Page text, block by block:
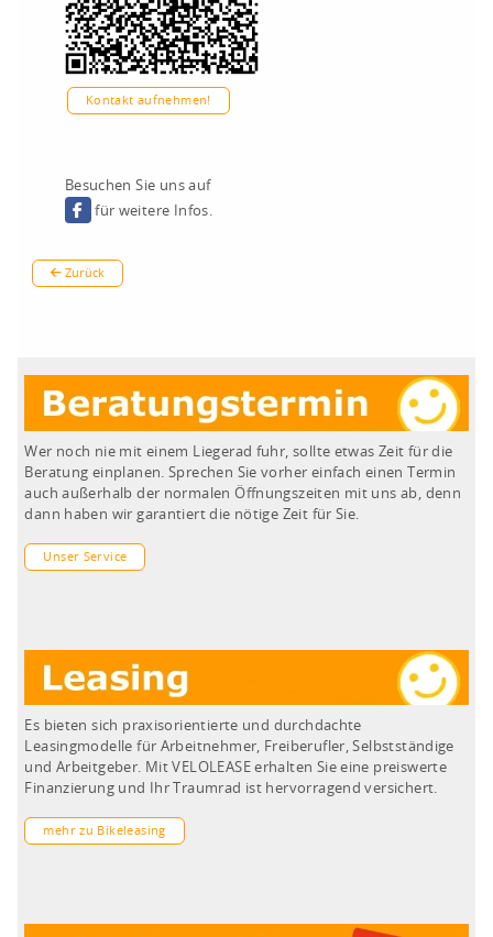
Kontakt aufnehmen!
Besuchen Sie uns auf
für weitere Infos.
Zurück
Wer noch nie mit einem Liegerad fuhr, sollte etwas Zeit für die
Beratung einplanen. Sprechen Sie vorher einfach einen Termin
auch außerhalb der normalen Öffnungszeiten mit uns ab, denn
dann haben wir garantiert die nötige Zeit für Sie.
Unser Service
Es bieten sich praxisorientierte und durchdachte
Leasingmodelle für Arbeitnehmer, Freiberufler, Selbstständige
und Arbeitgeber. Mit VELOLEASE erhalten Sie eine preiswerte
Finanzierung und Ihr Traumrad ist hervorragend versichert.
mehr zu Bikeleasing